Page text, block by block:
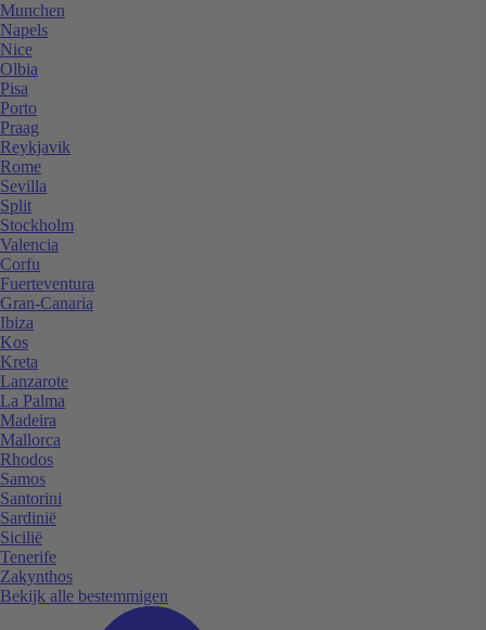
Munchen
Napels
Nice
Olbia
Pisa
Porto
Praag
Reykjavik
Rome
Sevilla
Split
Stockholm
Valencia
Corfu
Fuerteventura
Gran-Canaria
Ibiza
Kos
Kreta
Lanzarote
La Palma
Madeira
Mallorca
Rhodos
Samos
Santorini
Sardinië
Sicilië
Tenerife
Zakynthos
Bekijk alle bestemmigen